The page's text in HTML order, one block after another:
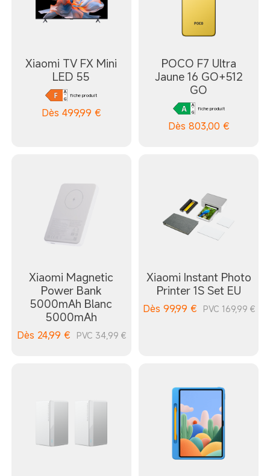
Xiaomi TV FX Mini
LED 55
fiche produit
Dès 499,99 €
POCO F7 Ultra
Jaune 16 GO+512
GO
fiche produit
Dès 803,00 €
Xiaomi Magnetic
Power Bank
5000mAh Blanc
5000mAh
Dès 24,99 € PVC 34,99 €
Xiaomi Instant Photo
Printer 1S Set EU
Dès 99,99 € PVC 169,99 €